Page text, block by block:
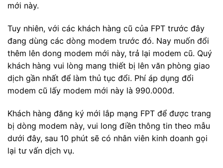
mới này.
Tuy nhiên, với các khách hàng cũ của FPT trước đây
đang dùng các dòng modem trước đó. Nay muốn đổi
thêm lên dong modem mới này, trả lại modem cũ. Quý
khách hàng vui lòng mang thiết bị lên văn phòng giao
dịch gần nhất để làm thủ tục đổi. Phí áp dụng đổi
modem cũ lấy modem mới này là 990.000đ.
Khách hàng đăng ký mới lắp mạng FPT để được trang
bị dòng modem này, vui long điền thông tin theo mẫu
dưới đây, sau 10 phút sẽ có nhân viên kinh doanh gọi
lại tư vấn dịch vụ.